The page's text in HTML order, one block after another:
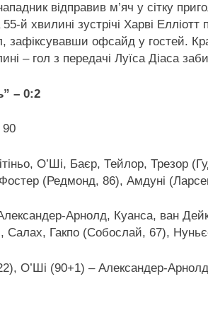
відправив м’яч у сітку
й хвилині зустрічі Харві
зафіксувавши офсайд у гостей.
– гол з передачі Луїса Діаса
– 0:2
О’Ші, Баєр, Тейлор, Трезор
(Редмонд, 86), Амдуні
Арнолд, Куанса, ван
Салах, Гакпо (Собослай, 67),
О’Ші (90+1) – Александер-